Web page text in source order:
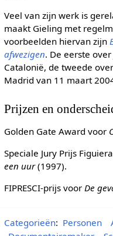
Veel van zijn werk is
maakt Gieling met
voorbeelden hiervan zijn
afwezigen. De eerste
Catalonië, de tweede
Madrid van 11 maart
Prijzen en
Golden Gate Award voor
Speciale Jury Prijs
een uur(1997).
FIPRESCI-prijs voor De
Categorieën: Personen